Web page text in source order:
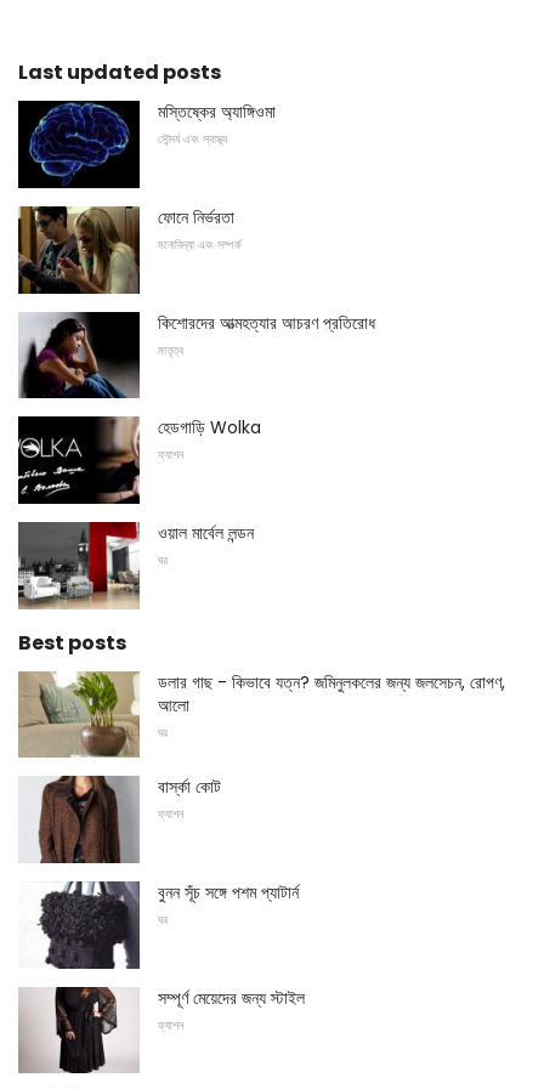
Last updated posts
মস্তিষ্কের অ্যাঙ্গিওমা
সৌন্দর্য এবং স্বাস্থ্য
ফোনে নির্ভরতা
মনোবিদ্যা এবং সম্পর্ক
কিশোরদের আত্মহত্যার আচরণ প্রতিরোধ
মাতৃত্ব
হেডগাড়ি Wolka
ফ্যাশন
ওয়াল মার্বেল লন্ডন
ঘর
Best posts
ডলার গাছ - কিভাবে যত্ন? জমিনুলকলের জন্য জলসেচন, রোপণ,
আলো
ঘর
বার্স্কা কোট
ফ্যাশন
বুনন সূঁচ সঙ্গে পশম প্যাটার্ন
ঘর
সম্পূর্ণ মেয়েদের জন্য স্টাইল
ফ্যাশন